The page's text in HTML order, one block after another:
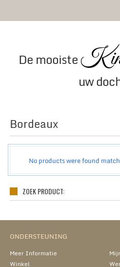
De mooiste
uw
Bordeaux
No products were found
ZOEK PRODUCT:
ONDERSTEUNING
Meer Informatie
Winkel